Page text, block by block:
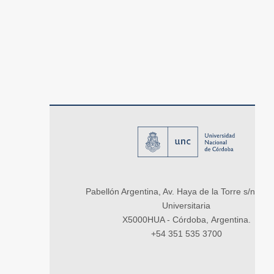
Pabellón Argentina, Av. Haya de la Torre s/n,
Universitaria
X5000HUA - Córdoba, Argentina.
+54 351 535 3700